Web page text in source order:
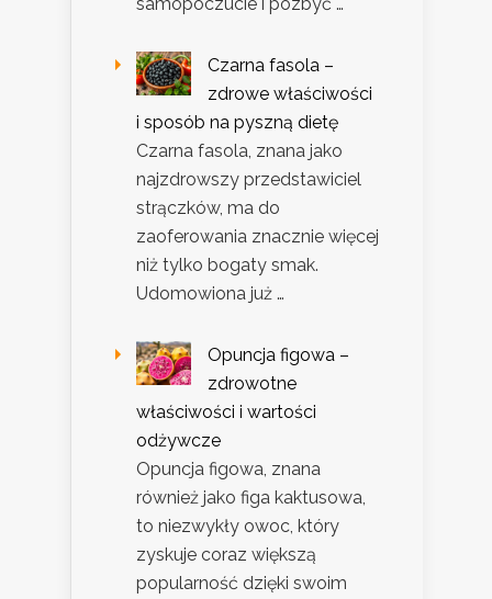
samopoczucie i pozbyć …
Czarna fasola –
zdrowe właściwości
i sposób na pyszną dietę
Czarna fasola, znana jako
najzdrowszy przedstawiciel
strączków, ma do
zaoferowania znacznie więcej
niż tylko bogaty smak.
Udomowiona już …
Opuncja figowa –
zdrowotne
właściwości i wartości
odżywcze
Opuncja figowa, znana
również jako figa kaktusowa,
to niezwykły owoc, który
zyskuje coraz większą
popularność dzięki swoim